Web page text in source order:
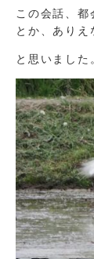
この会話、都
とか、ありえ
と思いました